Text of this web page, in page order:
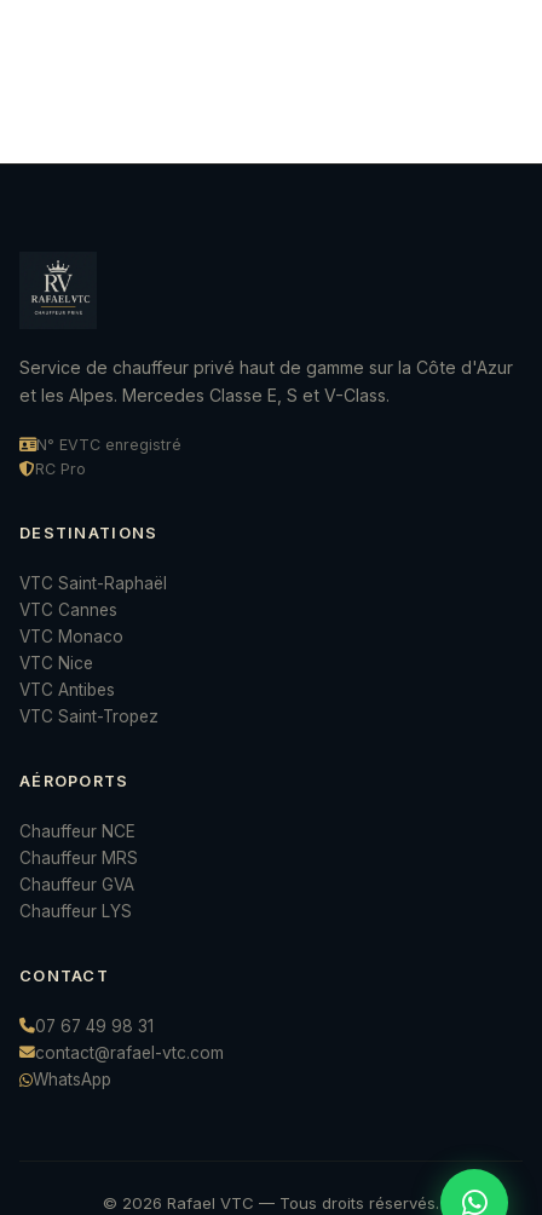
Service de chauffeur privé haut de gamme sur la Côte d'Azur
et les Alpes. Mercedes Classe E, S et V-Class.
N° EVTC enregistré
RC Pro
DESTINATIONS
VTC Saint-Raphaël
VTC Cannes
VTC Monaco
VTC Nice
VTC Antibes
VTC Saint-Tropez
AÉROPORTS
Chauffeur NCE
Chauffeur MRS
Chauffeur GVA
Chauffeur LYS
CONTACT
07 67 49 98 31
contact@rafael-vtc.com
WhatsApp
© 2026 Rafael VTC — Tous droits réservés.